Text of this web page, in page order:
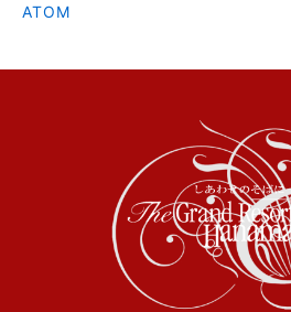
ATOM